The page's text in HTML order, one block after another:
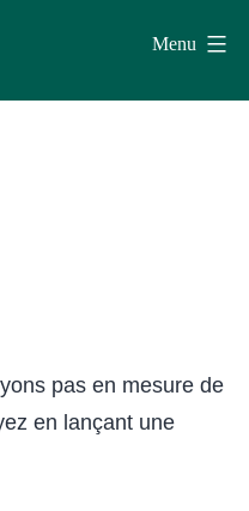
Menu
pas en mesure de
en lançant une